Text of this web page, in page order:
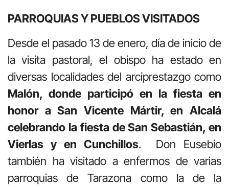
PARROQUIAS Y PUEBLOS VISITADOS
Desde el pasado 13 de enero, día de inicio de
la visita pastoral, el obispo ha estado en
diversas localidades del arciprestazgo como
Malón, donde participó en la fiesta en
honor a San Vicente Mártir, en Alcalá
celebrando la fiesta de San Sebastián, en
Vierlas y en Cunchillos. Don Eusebio
también ha visitado a enfermos de varias
parroquias de Tarazona como la de la